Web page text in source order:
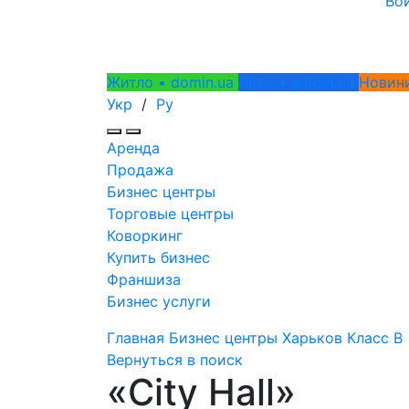
Житло • domin.ua Авто • autoin.ua
Укр / Ру
Аренда
Продажа
Бизнес центры
Торговые центры
Коворкинг
Купить бизнес
Франшиза
Бизнес услуги
Главная Бизнес центры Харьков Класс B
Вернуться в поиск
«City Hall»